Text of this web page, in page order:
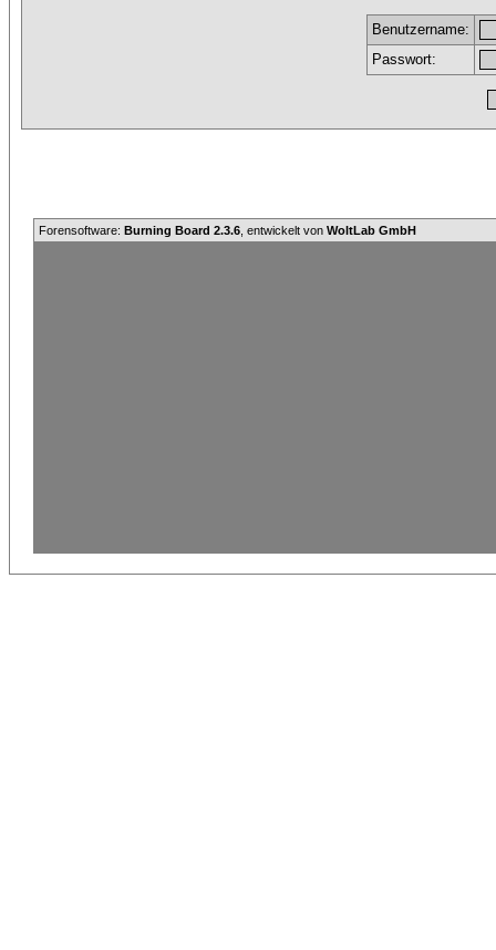
Benutzername:
Passwort:
Forensoftware: Burning Board 2.3.6 , entwickelt von WoltLab GmbH